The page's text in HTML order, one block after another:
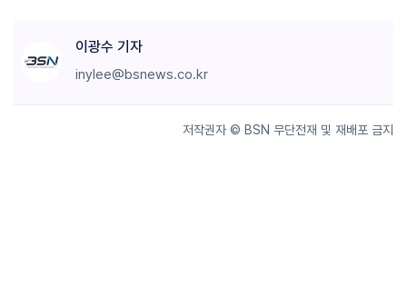
이광수 기자
inylee@bsnews.co.kr
저작권자 © BSN 무단전재 및 재배포 금지